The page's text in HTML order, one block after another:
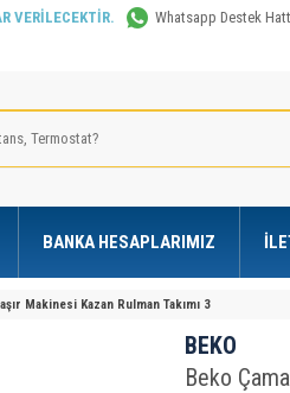
VERİLECEKTİR. Whatsapp Destek
BANKA HESAPLARIMIZ
Makinesi Kazan Rulman Takımı 3
BEKO
Beko